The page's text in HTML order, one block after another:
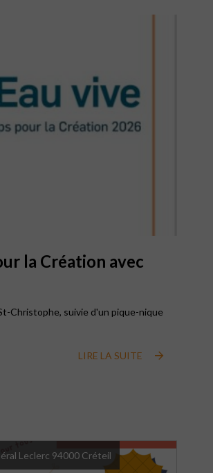
la Création avec
Christophe, suivie d'un pique-nique
LIRE LA SUITE